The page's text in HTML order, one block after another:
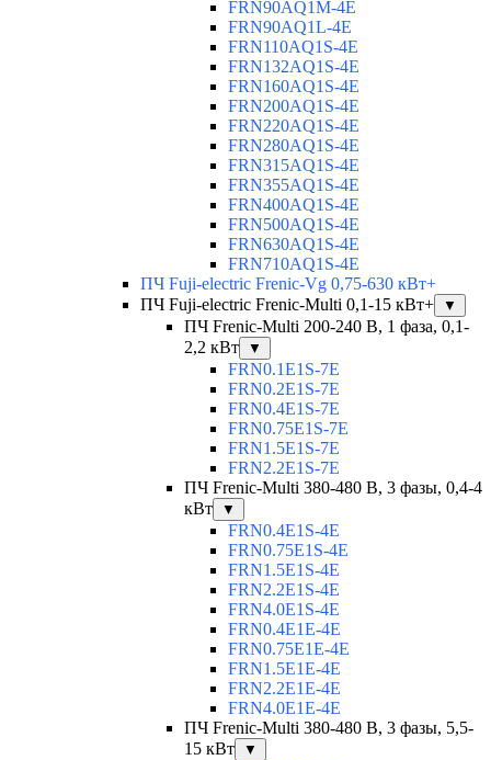
FRN90AQ1M-4E
FRN90AQ1L-4E
FRN110AQ1S-4E
FRN132AQ1S-4E
FRN160AQ1S-4E
FRN200AQ1S-4E
FRN220AQ1S-4E
FRN280AQ1S-4E
FRN315AQ1S-4E
FRN355AQ1S-4E
FRN400AQ1S-4E
FRN500AQ1S-4E
FRN630AQ1S-4E
FRN710AQ1S-4E
ПЧ Fuji-electric Frenic-Vg 0,75-630 кВт+
ПЧ Fuji-electric Frenic-Multi 0,1-15 кВт+
▼
ПЧ Frenic-Multi 200-240 В, 1 фаза, 0,1-
2,2 кВт
▼
FRN0.1E1S-7E
FRN0.2E1S-7E
FRN0.4E1S-7E
FRN0.75E1S-7E
FRN1.5E1S-7E
FRN2.2E1S-7E
ПЧ Frenic-Multi 380-480 В, 3 фазы, 0,4-4
кВт
▼
FRN0.4E1S-4E
FRN0.75E1S-4E
FRN1.5E1S-4E
FRN2.2E1S-4E
FRN4.0E1S-4E
FRN0.4E1E-4E
FRN0.75E1E-4E
FRN1.5E1E-4E
FRN2.2E1E-4E
FRN4.0E1E-4E
ПЧ Frenic-Multi 380-480 В, 3 фазы, 5,5-
15 кВт
▼